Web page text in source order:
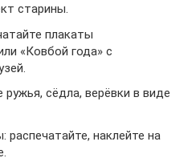
старины.
плакаты
«Ковбой года» с
ружья, сёдла, верёвки в виде
распечатайте, наклейте на